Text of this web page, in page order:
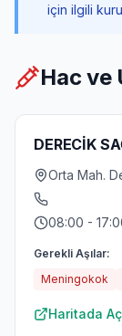
için ilgili
Hac ve
DERECİK
Orta Mah.
08:00 -
Gerekli Aşılar:
Meningokok
Haritada Aç